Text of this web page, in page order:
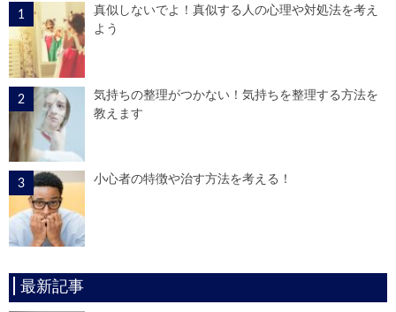
真似しないでよ！真似する人の心理や対処法を考え
よう
気持ちの整理がつかない！気持ちを整理する方法を
教えます
小心者の特徴や治す方法を考える！
最新記事